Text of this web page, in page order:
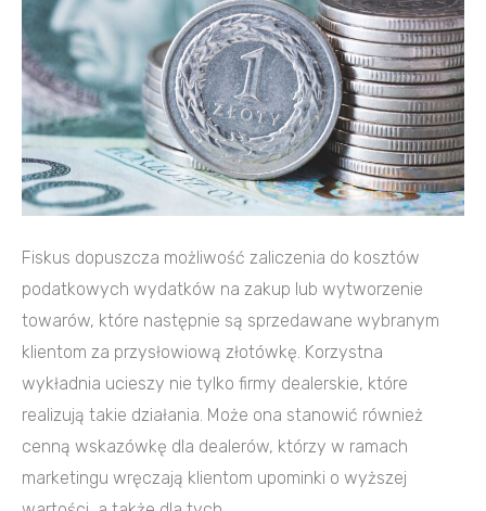
Fiskus dopuszcza możliwość zaliczenia do kosztów
podatkowych wydatków na zakup lub wytworzenie
towarów, które następnie są sprzedawane wybranym
klientom za przysłowiową złotówkę. Korzystna
wykładnia ucieszy nie tylko firmy dealerskie, które
realizują takie działania. Może ona stanowić również
cenną wskazówkę dla dealerów, którzy w ramach
marketingu wręczają klientom upominki o wyższej
koszt